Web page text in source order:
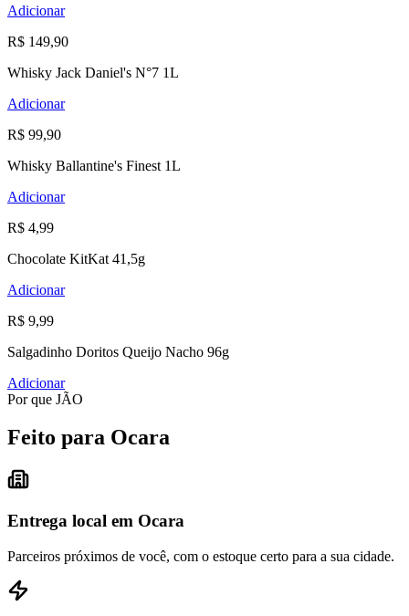
Adicionar
R$ 149,90
Whisky Jack Daniel's N°7 1L
Adicionar
R$ 99,90
Whisky Ballantine's Finest 1L
Adicionar
R$ 4,99
Chocolate KitKat 41,5g
Adicionar
R$ 9,99
Salgadinho Doritos Queijo Nacho 96g
Adicionar
Por que JÃO
Feito para Ocara
Entrega local em Ocara
Parceiros próximos de você, com o estoque certo para a sua cidade.